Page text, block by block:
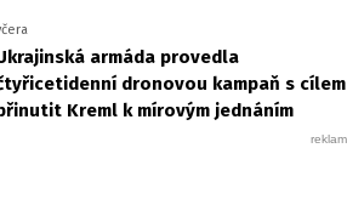
armáda provedla
dronovou kampaň s cílem
Kreml k mírovým jednáním